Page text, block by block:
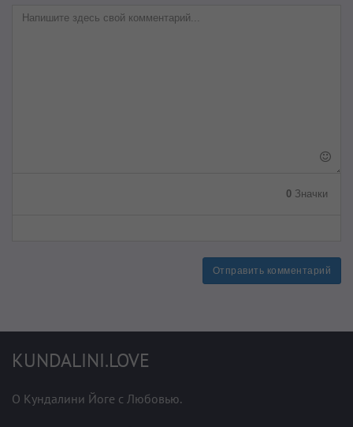
0 Значки
Отправить комментарий
KUNDALINI.LOVE
О Кундалини Йоге с Любовью.